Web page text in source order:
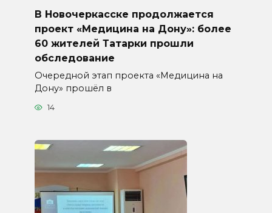
В Новочеркасске продолжается
проект «Медицина на Дону»: более
60 жителей Татарки прошли
обследование
Очередной этап проекта «Медицина на
Дону» прошёл в
14